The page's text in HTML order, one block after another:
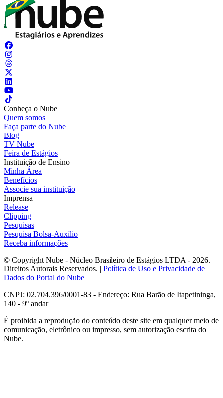
Conheça o Nube
Quem somos
Faça parte do Nube
Blog
TV Nube
Feira de Estágios
Instituição de Ensino
Minha Área
Benefícios
Associe sua instituição
Imprensa
Release
Clipping
Pesquisas
Pesquisa Bolsa-Auxílio
Receba informações
© Copyright Nube - Núcleo Brasileiro de Estágios LTDA - 2026.
Direitos Autorais Reservados. | Política de Uso e Privacidade de
Dados do Portal do Nube
CNPJ: 02.704.396/0001-83 - Endereço: Rua Barão de Itapetininga,
140 - 9º andar
É proibida a reprodução do conteúdo deste site em qualquer meio de
comunicação, eletrônico ou impresso, sem autorização escrita do
Nube.